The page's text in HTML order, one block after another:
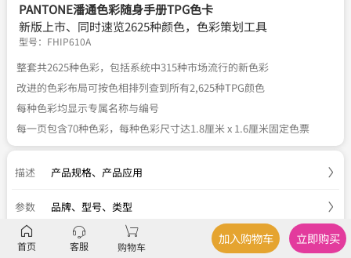
PANTONE潘通色彩随身手册TPG色卡
新版上市、同时速览2625种颜色，色彩策划工具
型号： FHIP610A
整套共2625种色彩，包括系统中315种市场流行的新色彩
改进的色彩布局可按色相排列查到所有2,625种TPG颜色
每种色彩均显示专属名称与编号
每一页包含70种色彩，每种色彩尺寸达1.8厘米 x 1.6厘米固定色票
描述 产品规格、 产品应用
参数 品牌、型号、类型
服务 官方正品 关于税费、 七天退换
首页 客服 购物车
加入购物车 立即购买